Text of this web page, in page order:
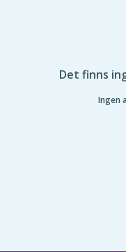
Det finns
Ingen